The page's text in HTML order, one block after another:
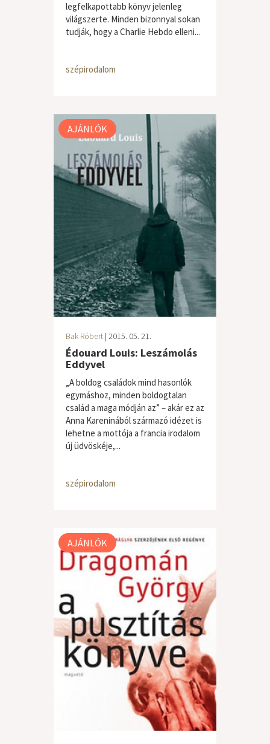
legfelkapottabb könyv jelenleg
világszerte. Minden bizonnyal sokan
tudják, hogy a Charlie Hebdo elleni...
szépirodalom
AJÁNLÓK
Bak Róbert | 2015. 05. 21.
Édouard Louis: Leszámolás
Eddyvel
„A boldog családok mind hasonlók
egymáshoz, minden boldogtalan
család a maga módján az” – akár ez az
Anna Kareninából származó idézet is
lehetne a mottója a francia irodalom
új üdvöskéje,...
szépirodalom
AJÁNLÓK